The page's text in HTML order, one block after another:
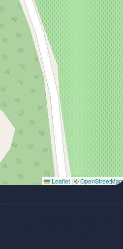
Leaflet | ©OpenStreetMap